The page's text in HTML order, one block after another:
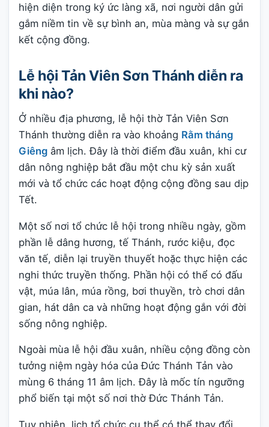
hiện diện trong ký ức làng xã, nơi người dân gửi
gắm niềm tin về sự bình an, mùa màng và sự gắn
kết cộng đồng.
Lễ hội Tản Viên Sơn Thánh diễn ra
khi nào?
Ở nhiều địa phương, lễ hội thờ Tản Viên Sơn
Thánh thường diễn ra vào khoảng Rằm tháng
Giêng âm lịch. Đây là thời điểm đầu xuân, khi cư
dân nông nghiệp bắt đầu một chu kỳ sản xuất
mới và tổ chức các hoạt động cộng đồng sau dịp
Tết.
Một số nơi tổ chức lễ hội trong nhiều ngày, gồm
phần lễ dâng hương, tế Thánh, rước kiệu, đọc
văn tế, diễn lại truyền thuyết hoặc thực hiện các
nghi thức truyền thống. Phần hội có thể có đấu
vật, múa lân, múa rồng, bơi thuyền, trò chơi dân
gian, hát dân ca và những hoạt động gắn với đời
sống nông nghiệp.
Ngoài mùa lễ hội đầu xuân, nhiều cộng đồng còn
tưởng niệm ngày hóa của Đức Thánh Tản vào
mùng 6 tháng 11 âm lịch. Đây là mốc tín ngưỡng
phổ biến tại một số nơi thờ Đức Thánh Tản.
Tuy nhiên, lịch tổ chức cụ thể có thể thay đổi